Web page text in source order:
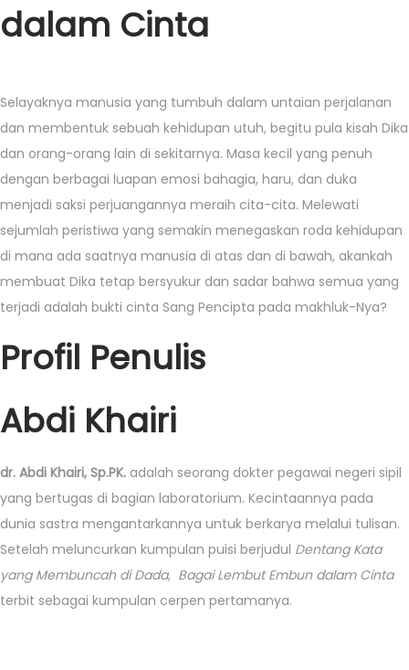
dalam Cinta
Selayaknya manusia yang tumbuh dalam untaian perjalanan
dan membentuk sebuah kehidupan utuh, begitu pula kisah Dika
dan orang-orang lain di sekitarnya. Masa kecil yang penuh
dengan berbagai luapan emosi bahagia, haru, dan duka
menjadi saksi perjuangannya meraih cita-cita. Melewati
sejumlah peristiwa yang semakin menegaskan roda kehidupan
di mana ada saatnya manusia di atas dan di bawah, akankah
membuat Dika tetap bersyukur dan sadar bahwa semua yang
terjadi adalah bukti cinta Sang Pencipta pada makhluk-Nya?
Profil Penulis
Abdi Khairi
dr. Abdi Khairi, Sp.PK. adalah seorang dokter pegawai negeri sipil
yang bertugas di bagian laboratorium. Kecintaannya pada
dunia sastra mengantarkannya untuk berkarya melalui tulisan.
Setelah meluncurkan kumpulan puisi berjudul Dentang Kata
yang Membuncah di Dada, Bagai Lembut Embun dalam Cinta
terbit sebagai kumpulan cerpen pertamanya.